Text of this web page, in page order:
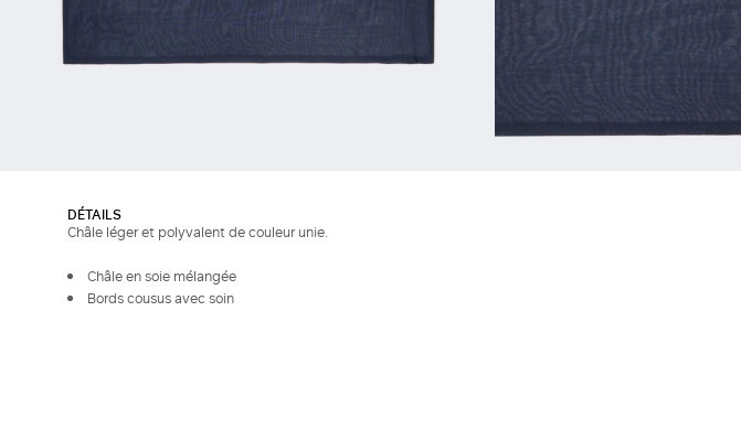
DÉTAILS
Châle léger et polyvalent de couleur unie.
Châle en soie mélangée
Bords cousus avec soin